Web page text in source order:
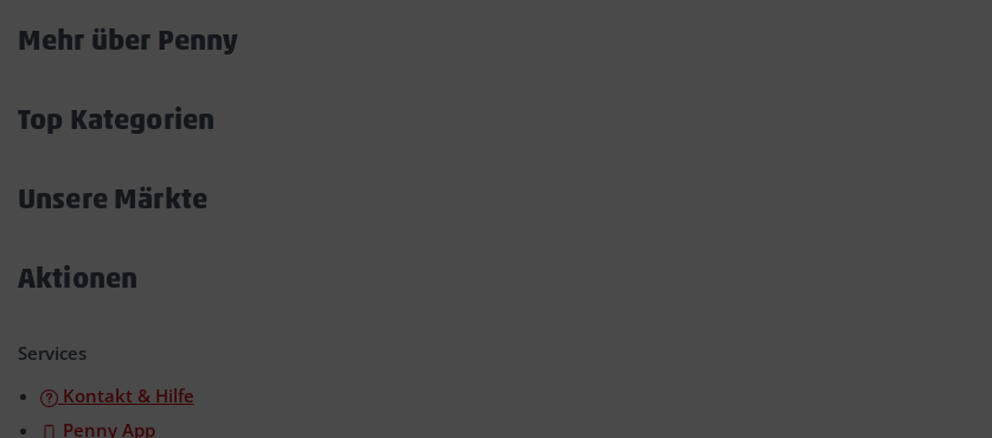
Mehr über Penny
Top Kategorien
Unsere Märkte
Aktionen
Services
Kontakt & Hilfe
Penny App